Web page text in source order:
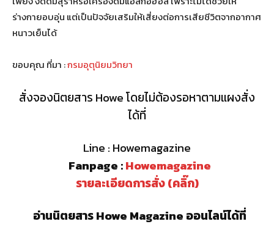
ร่างกายอบอุ่น แต่เป็นปัจจัยเสริมให้เสี่ยงต่อการเสียชีวิตจากอากาศ
หนาวเย็นได้
ขอบคุณ ที่มา :กรมอุตุนิยมวิทยา
สั่งจองนิตยสาร Howe โดยไม่ต้องรอหาตามแผงสั่ง
ได้ที่
Line : Howemagazine
Fanpage :Howemagazine
รายละเอียดการสั่ง (คลิ๊ก)
อ่านนิตยสาร Howe Magazine ออนไลน์ได้ที่